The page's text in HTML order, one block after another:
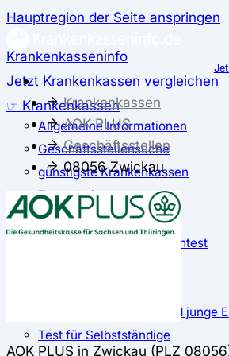
Hauptregion der Seite anspringen
Krankenkasseninfo
Jetzt Krankenkassen vergleichen
☞ Krankenkassen
Allgemeine Informationen
Geschäftsstellensuche
günstigste Krankenkassen
Zusatzbeitrag
✅ Krankenkassen Test
Der große Krankenkassentest
Test für Schwangere und junge
Test für Selbstständige
Krankenkassen
AOK PLUS
Geschäftsstellen
08056 Zwickau
AOK PLUS in Zwickau (PLZ